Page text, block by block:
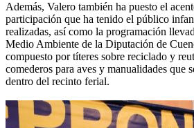
Además, Valero también ha puesto el
participación que ha tenido el público
realizadas, así como la programación
Medio Ambiente de la Diputación de
compuesto por títeres sobre reciclado y
comederos para aves y manualidades que
dentro del recinto ferial.